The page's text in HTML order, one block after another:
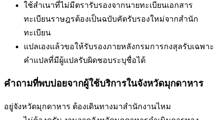
ใช้สำเนาที่ไม่มีตรารับรองจากนายทะเบียนเอกสาร
ทะเบียนราษฎรต้องเป็นฉบับคัดรับรองใหม่จากสำนัก
ทะเบียน
แปลเองแล้วขอให้รับรองภายหลังกรมการกงสุลรับเฉพาะ
คำแปลที่มีผู้แปลรับผิดชอบระบุชื่อได้
คำถามที่พบบ่อยจากผู้ใช้บริการในจังหวัดมุกดาหาร
อยู่จังหวัดมุกดาหาร ต้องเดินทางมาสำนักงานไหม